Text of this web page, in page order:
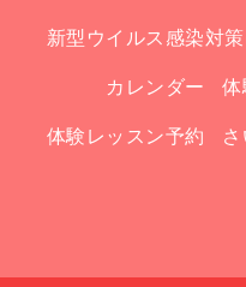
新型ウイルス感染対
カレンダー 体
体験レッスン予約